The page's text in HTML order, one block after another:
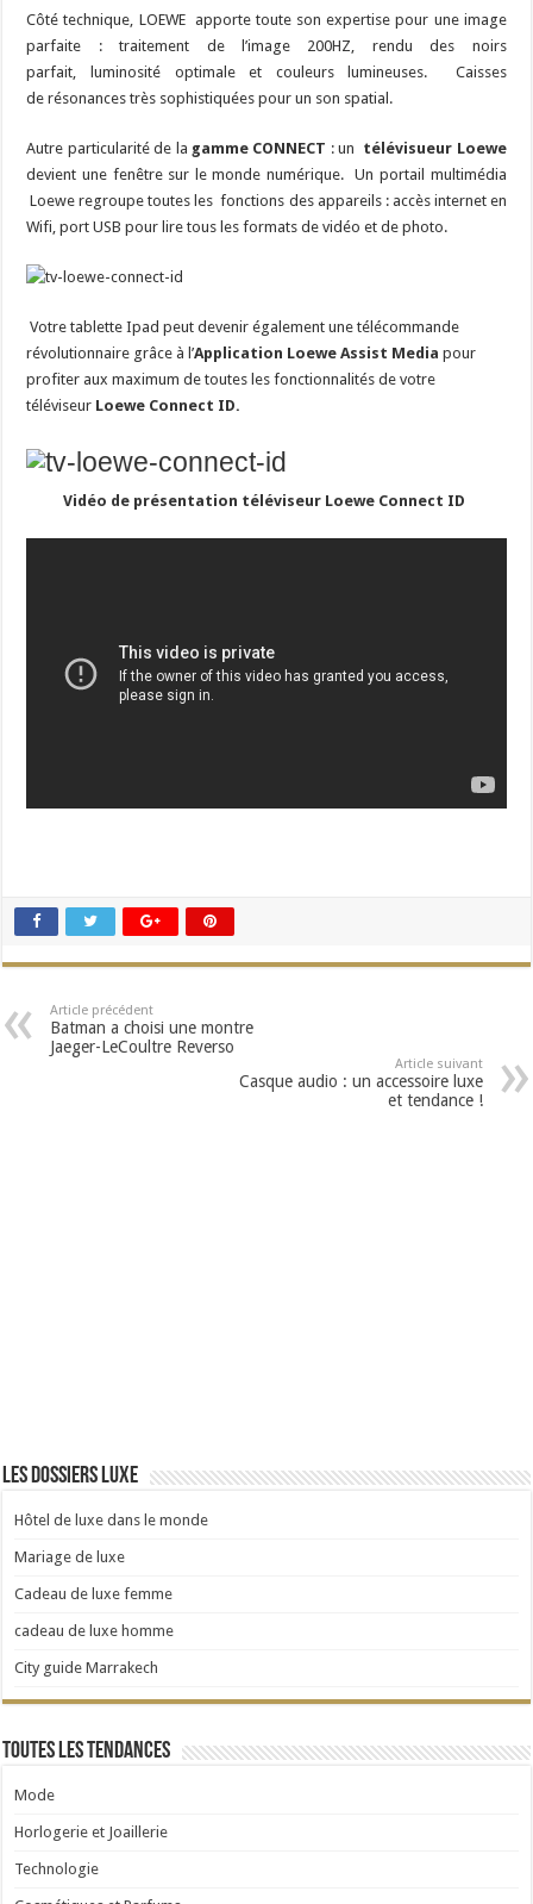
Côté technique, LOEWE apporte toute son expertise pour une image
parfaite : traitement de l’image 200HZ, rendu des noirs
parfait, luminosité optimale et couleurs lumineuses. Caisses
de résonances très sophistiquées pour un son spatial.
Autre particularité de la gamme CONNECT : un télévisueur Loewe
devient une fenêtre sur le monde numérique. Un portail multimédia
Loewe regroupe toutes les fonctions des appareils : accès internet en
Wifi, port USB pour lire tous les formats de vidéo et de photo.
Votre tablette Ipad peut devenir également une télécommande
révolutionnaire grâce à l’Application Loewe Assist Media pour
profiter aux maximum de toutes les fonctionnalités de votre
téléviseur Loewe Connect ID.
Vidéo de présentation téléviseur Loewe Connect ID
Article précédent
Batman a choisi une montre
Jaeger-LeCoultre Reverso
Article suivant
Casque audio : un accessoire luxe
et tendance !
Les dossiers luxe
Hôtel de luxe dans le monde
Mariage de luxe
Cadeau de luxe femme
cadeau de luxe homme
City guide Marrakech
Toutes les tendances
Mode
Horlogerie et Joaillerie
Technologie